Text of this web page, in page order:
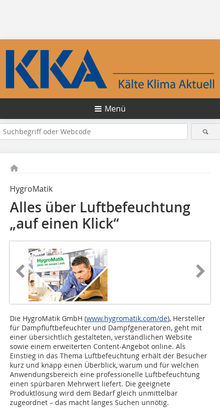
Menü
HygroMatik
Alles über Luftbe­feuch­tung
„auf einen Klick“
Die HygroMatik GmbH (www.hygromatik.com/de), Hersteller
für Dampfluftbefeuchter und Dampfgeneratoren, geht mit
einer übersichtlich gestalteten, verständlichen Website
sowie einem erweiterten Content-Angebot online. Als
Einstieg in das Thema Luftbefeuchtung erhält der Besucher
kurz und knapp einen Überblick, warum und für welchen
Anwendungsbereich eine professionelle Luftbefeuchtung
einen spürbaren Mehrwert liefert. Die geeignete
Produktlösung wird dem Bedarf gleich unmittelbar
zugeordnet – das macht langes Suchen unnötig.